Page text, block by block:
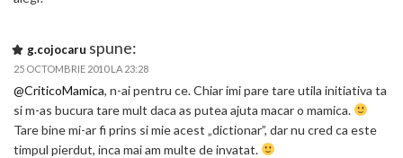
g.cojocaru spune:
25 OCTOMBRIE 2010 LA 23:28
@CriticoMamica, n-ai pentru ce. Chiar imi pare tare utila initiativa ta
si m-as bucura tare mult daca as putea ajuta macar o mamica.
Tare bine mi-ar fi prins si mie acest „dictionar”, dar nu cred ca este
timpul pierdut, inca mai am multe de invatat.